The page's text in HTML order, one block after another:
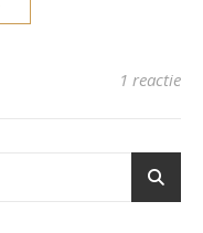
1 reactie